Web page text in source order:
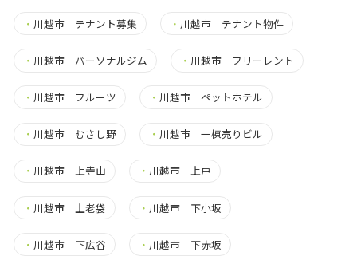
・ 川越市 テナント募集 ・ 川越市 テナント物件
・ 川越市 パーソナルジム ・ 川越市 フリーレント
・ 川越市 フルーツ ・ 川越市 ペットホテル
・ 川越市 むさし野 ・ 川越市 一棟売りビル
・ 川越市 上寺山 ・ 川越市 上戸
・ 川越市 上老袋 ・ 川越市 下小坂
・ 川越市 下広谷 ・ 川越市 下赤坂